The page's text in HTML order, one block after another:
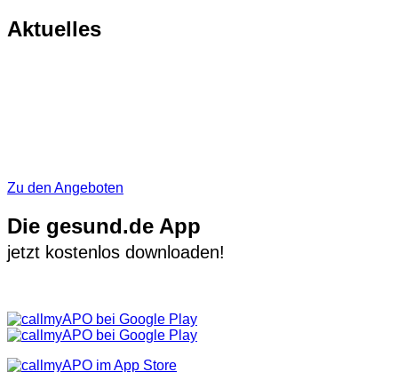
Aktuelles
Zu den Angeboten
Die gesund.de App
jetzt kostenlos downloaden!